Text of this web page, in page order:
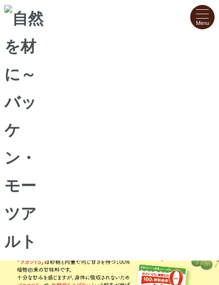
ホーム > 安心！おいしい！低糖質のスイーツ
安心！おいしい！低糖質のスイーツ